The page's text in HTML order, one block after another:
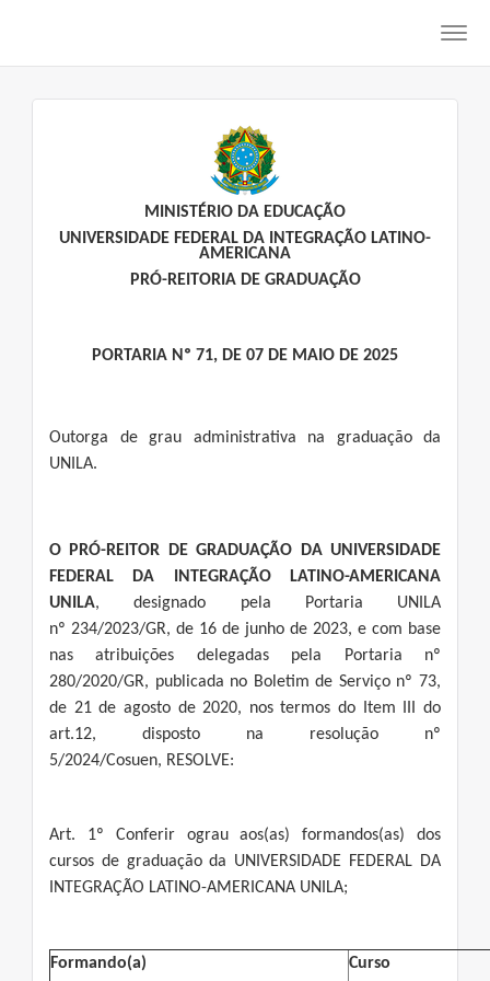
MINISTÉRIO DA EDUCAÇÃO
UNIVERSIDADE FEDERAL DA INTEGRAÇÃO LATINO-
AMERICANA
PRÓ-REITORIA DE GRADUAÇÃO
PORTARIA Nº 71, DE 07 DE MAIO DE 2025
Outorga de grau administrativa na graduação da
UNILA.
O PRÓ-REITOR DE GRADUAÇÃO DA UNIVERSIDADE
FEDERAL DA INTEGRAÇÃO LATINO-AMERICANA
UNILA, designado pela Portaria UNILA
nº 234/2023/GR, de 16 de junho de 2023, e com base
nas atribuições delegadas pela Portaria nº
280/2020/GR, publicada no Boletim de Serviço nº 73,
de 21 de agosto de 2020, nos termos do Item III do
art.12, disposto na resolução nº
5/2024/Cosuen, RESOLVE:
Art. 1º Conferir ograu aos(as) formandos(as) dos
cursos de graduação da UNIVERSIDADE FEDERAL DA
INTEGRAÇÃO LATINO-AMERICANA UNILA;
Formando(a) Curso